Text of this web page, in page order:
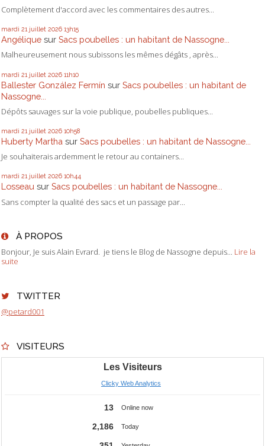
Complètement d'accord avec les commentaires des autres...
mardi 21 juillet 2026 13h15
Angélique sur Sacs poubelles : un habitant de Nassogne...
Malheureusement nous subissons les mêmes dégâts , après...
mardi 21 juillet 2026 11h10
Ballester González Fermín sur Sacs poubelles : un habitant de
Nassogne...
Dépôts sauvages sur la voie publique, poubelles publiques...
mardi 21 juillet 2026 10h58
Huberty Martha sur Sacs poubelles : un habitant de Nassogne...
Je souhaiterais ardemment le retour au containers...
mardi 21 juillet 2026 10h44
Losseau sur Sacs poubelles : un habitant de Nassogne...
Sans compter la qualité des sacs et un passage par...
À PROPOS
Bonjour, Je suis Alain Evrard. je tiens le Blog de Nassogne depuis... Lire la
suite
TWITTER
@petard001
VISITEURS